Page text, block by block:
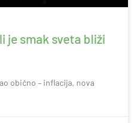
je smak sveta bliži
obično – inflacija, nova